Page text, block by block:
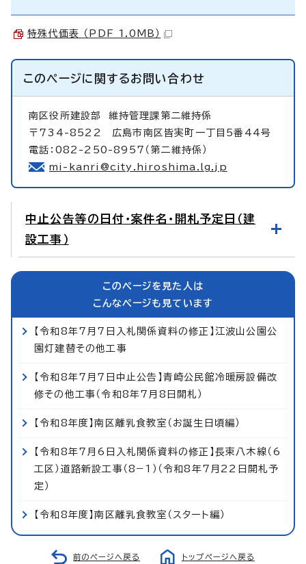
特殊代価表 （PDF 1.0MB）
このページに関するお問い合わせ
南区役所建設部 維持管理課第二維持係
〒734-8522 広島市南区皆実町一丁目5番44号
電話：082-250-8957（第二維持係）
mi-kanri@city.hiroshima.lg.jp
中止公告等の日付・案件名・開札予定日（建
設工事）
このページを見た人は
こんなページも見ています
【令和8年7月7日入札関係資料の修正】江波山公園公
園灯建替その他工事
【令和8年7月7日中止公告】青崎公民館冷暖房設備改
修その他工事（令和8年7月8日開札）
【令和8年度】南区離乳食教室（お誕生日頃編）
【令和8年7月6日入札関係資料の修正】長束八木線（6
工区）道路新設工事（8−1）（令和8年7月22日開札予
定）
【令和8年度】南区離乳食教室（スタート編）
前のページへ戻る トップページへ戻る